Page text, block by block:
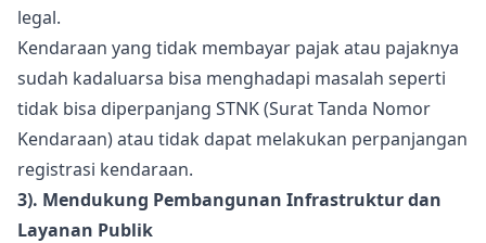
legal.
Kendaraan yang tidak membayar pajak atau pajaknya
sudah kadaluarsa bisa menghadapi masalah seperti
tidak bisa diperpanjang STNK (Surat Tanda Nomor
Kendaraan) atau tidak dapat melakukan perpanjangan
registrasi kendaraan.
3). Mendukung Pembangunan Infrastruktur dan
Layanan Publik